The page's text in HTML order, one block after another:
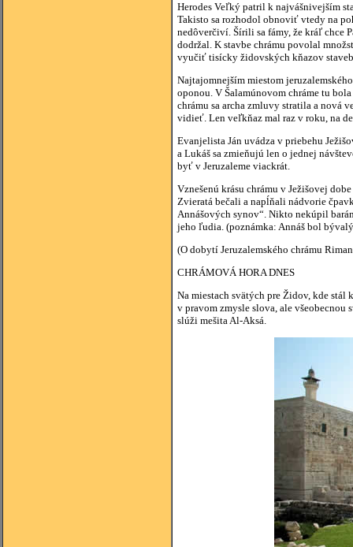
Herodes Veľký patril k najvášnivejším
Takisto sa rozhodol obnoviť vtedy na
nedôverčiví. Šírili sa fámy, že kráľ chce
dodržal. K stavbe chrámu povolal
vyučiť tisícky židovských kňazov
Najtajomnejším miestom
oponou. V Šalamúnovom chráme tu
chrámu sa archa zmluvy stratila a nová
vidieť. Len veľkňaz mal raz v roku, na
Evanjelista Ján uvádza v priebehu
a Lukáš sa zmieňujú len o jednej
byť v Jeruzaleme viackrát.
Vznešenú krásu chrámu v Ježišovej
Zvieratá bečali a napĺňali nádvorie
Annášových synov“. Nikto nekúpil
jeho ľudia. (poznámka: Annáš bol
(O dobytí Jeruzalemského chrámu
CHRÁMOVÁ HORA DNES
Na miestach svätých pre Židov, kde
v pravom zmysle slova, ale
slúži mešita Al-Aksá.